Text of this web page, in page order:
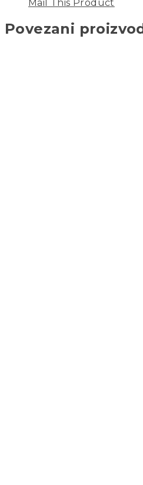
Mail This Product
Povezani